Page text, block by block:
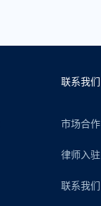
联系我们
市场合作
律师入驻
联系我们